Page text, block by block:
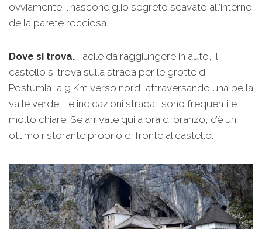
ovviamente il nascondiglio segreto scavato all’interno
della parete rocciosa.
Dove si trova. Facile da raggiungere in auto, il
castello si trova sulla strada per le grotte di
Postumia, a 9 Km verso nord, attraversando una bella
valle verde. Le indicazioni stradali sono frequenti e
molto chiare. Se arrivate qui a ora di pranzo, c’è un
ottimo ristorante proprio di fronte al castello.